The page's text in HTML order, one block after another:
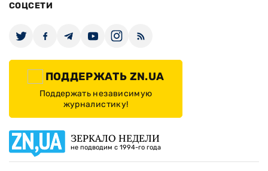
СОЦСЕТИ
ПОДДЕРЖАТЬ ZN.UA
Поддержать независимую
журналистику!
ЗЕРКАЛО НЕДЕЛИ
не подводим с 1994-го года